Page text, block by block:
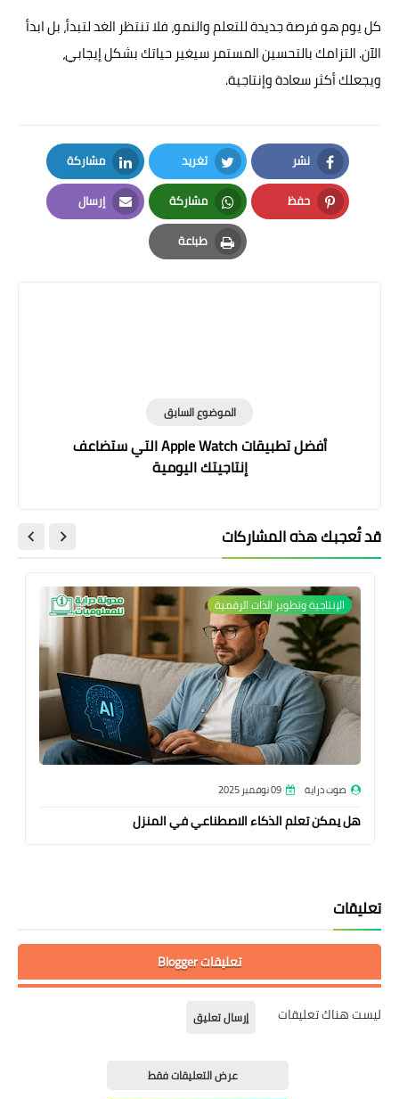
كل يوم هو فرصة جديدة للتعلم والنمو، فلا تنتظر الغد لتبدأ، بل ابدأ
الآن. التزامك بالتحسين المستمر سيغير حياتك بشكل إيجابي،
ويجعلك أكثر سعادة وإنتاجية.
نشر
Facebook
تغريد
Twitter
مشاركة
LinkedIn
حفظ
Pinterest
مشاركة
Whatsapp
إرسال
Email
طباعة
Print
الموضوع السابق
أفضل تطبيقات Apple Watch التي ستضاعف
إنتاجيتك اليومية
قد تُعجبك هذه المشاركات
الإنتاجية وتطوير الذات الرقمية
صوت دراية 09 نوفمبر 2025
هل يمكن تعلم الذكاء الاصطناعي في المنزل
تعليقات
تعليقات Blogger
ليست هناك تعليقات إرسال تعليق
عرض التعليقات فقط